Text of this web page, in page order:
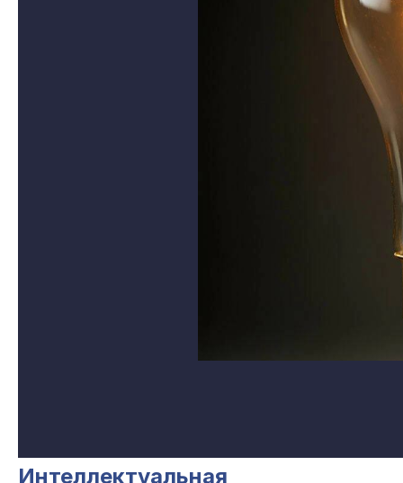
Интеллектуальная